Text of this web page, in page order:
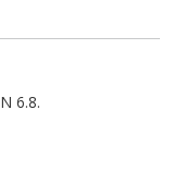
N 6.8.